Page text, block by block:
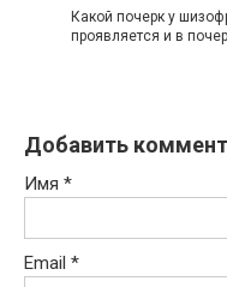
Какой почерк у
проявляется и в
Добавить
Имя *
Email *